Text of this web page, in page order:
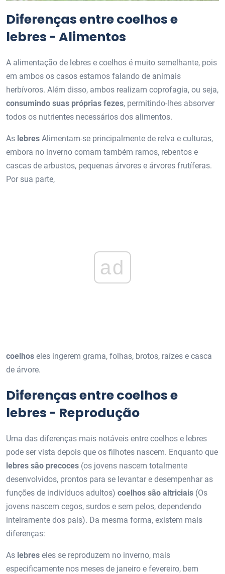
Diferenças entre coelhos e
lebres - Alimentos
A alimentação de lebres e coelhos é muito semelhante, pois
em ambos os casos estamos falando de animais
herbívoros. Além disso, ambos realizam coprofagia, ou seja,
consumindo suas próprias fezes, permitindo-lhes absorver
todos os nutrientes necessários dos alimentos.
As lebres Alimentam-se principalmente de relva e culturas,
embora no inverno comam também ramos, rebentos e
cascas de arbustos, pequenas árvores e árvores frutíferas.
Por sua parte,
ad
coelhos eles ingerem grama, folhas, brotos, raízes e casca
de árvore.
Diferenças entre coelhos e
lebres - Reprodução
Uma das diferenças mais notáveis ​​entre coelhos e lebres
pode ser vista depois que os filhotes nascem. Enquanto que
lebres são precoces (os jovens nascem totalmente
desenvolvidos, prontos para se levantar e desempenhar as
funções de indivíduos adultos) coelhos são altriciais (Os
jovens nascem cegos, surdos e sem pelos, dependendo
inteiramente dos pais). Da mesma forma, existem mais
diferenças:
As lebres eles se reproduzem no inverno, mais
especificamente nos meses de janeiro e fevereiro, bem